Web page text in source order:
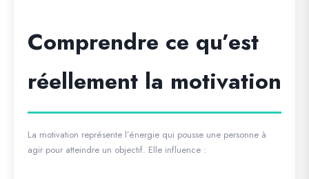
Comprendre ce qu’est
réellement la motivation
La motivation représente l’énergie qui pousse une personne à
agir pour atteindre un objectif. Elle influence :